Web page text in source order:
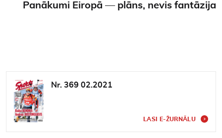
Panākumi Eiropā — plāns, nevis fantāzija
Nr. 369 02.2021
LASI E-ŽURNĀLU